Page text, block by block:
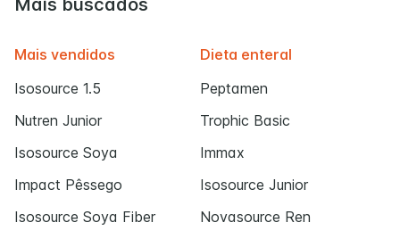
Mais buscados
Mais vendidos
Isosource 1.5
Nutren Junior
Isosource Soya
Impact Pêssego
Isosource Soya Fiber
Dieta enteral
Peptamen
Trophic Basic
Immax
Isosource Junior
Novasource Ren